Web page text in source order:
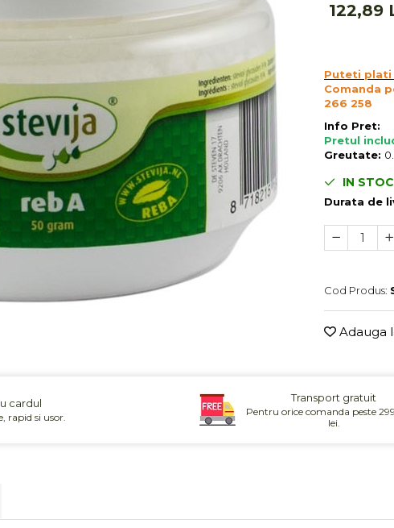
122,89
Puteti plati
Comanda
266 258
Info Pret:
Pretul
Greutate:
IN STOC
Durata de
Cod Produs:
Adauga
cardul
rapid si usor.
Transport gratuit
Pentru orice comanda peste
lei.